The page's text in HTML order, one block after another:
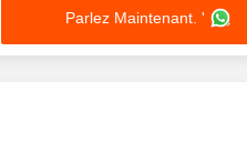
Parlez Maintenant. '